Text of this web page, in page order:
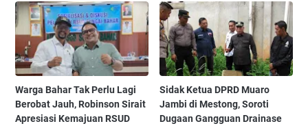
Warga Bahar Tak Perlu Lagi
Berobat Jauh, Robinson Sirait
Apresiasi Kemajuan RSUD
Sidak Ketua DPRD Muaro
Jambi di Mestong, Soroti
Dugaan Gangguan Drainase